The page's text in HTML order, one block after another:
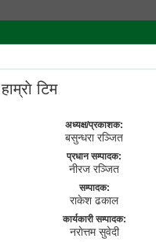
हाम्राे टिम
अध्यक्ष/प्रकाशक:
बसुन्धरा रञ्जित
प्रधान सम्पादक:
नीरज रञ्जित
सम्पादक:
राकेश ढकाल
कार्यकारी सम्पादक:
नराेत्तम सुवेदी